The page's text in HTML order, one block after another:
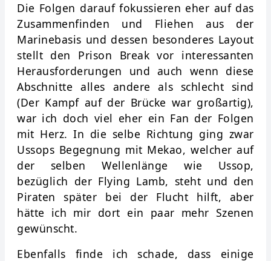
Die Folgen darauf fokussieren eher auf das
Zusammenfinden und Fliehen aus der
Marinebasis und dessen besonderes Layout
stellt den Prison Break vor interessanten
Herausforderungen und auch wenn diese
Abschnitte alles andere als schlecht sind
(Der Kampf auf der Brücke war großartig),
war ich doch viel eher ein Fan der Folgen
mit Herz. In die selbe Richtung ging zwar
Ussops Begegnung mit Mekao, welcher auf
der selben Wellenlänge wie Ussop,
bezüglich der Flying Lamb, steht und den
Piraten später bei der Flucht hilft, aber
hätte ich mir dort ein paar mehr Szenen
gewünscht.
Ebenfalls finde ich schade, dass einige